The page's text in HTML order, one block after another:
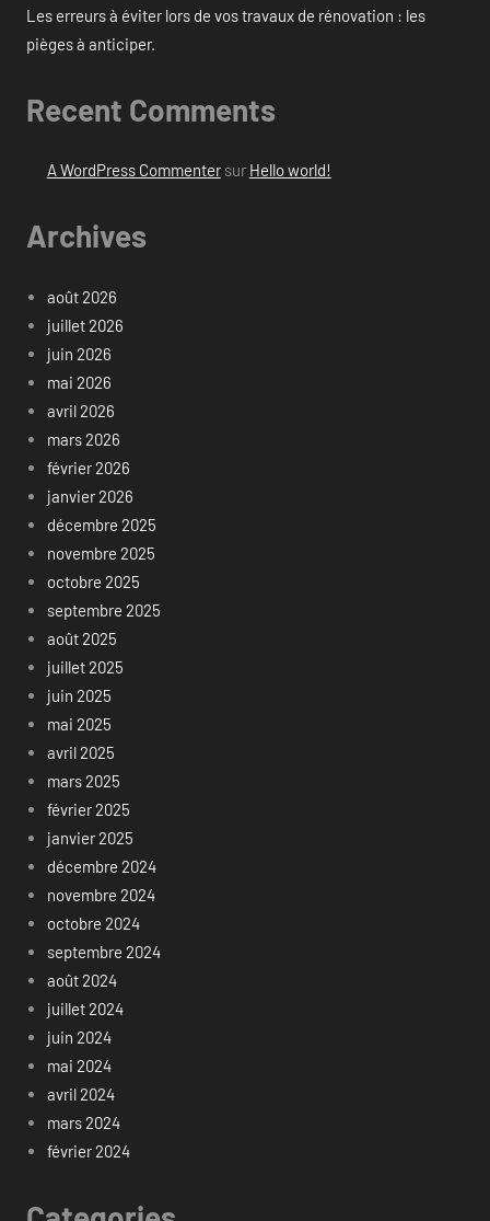
Les erreurs à éviter lors de vos travaux de rénovation : les
pièges à anticiper.
Recent Comments
A WordPress Commentersur Hello world!
Archives
août 2026
juillet 2026
juin 2026
mai 2026
avril 2026
mars 2026
février 2026
janvier 2026
décembre 2025
novembre 2025
octobre 2025
septembre 2025
août 2025
juillet 2025
juin 2025
mai 2025
avril 2025
mars 2025
février 2025
janvier 2025
décembre 2024
novembre 2024
octobre 2024
septembre 2024
août 2024
juillet 2024
juin 2024
mai 2024
avril 2024
mars 2024
février 2024